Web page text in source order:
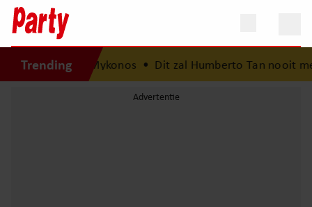
Trendingop Mykonos•Dit zal Humberto Tan nooit